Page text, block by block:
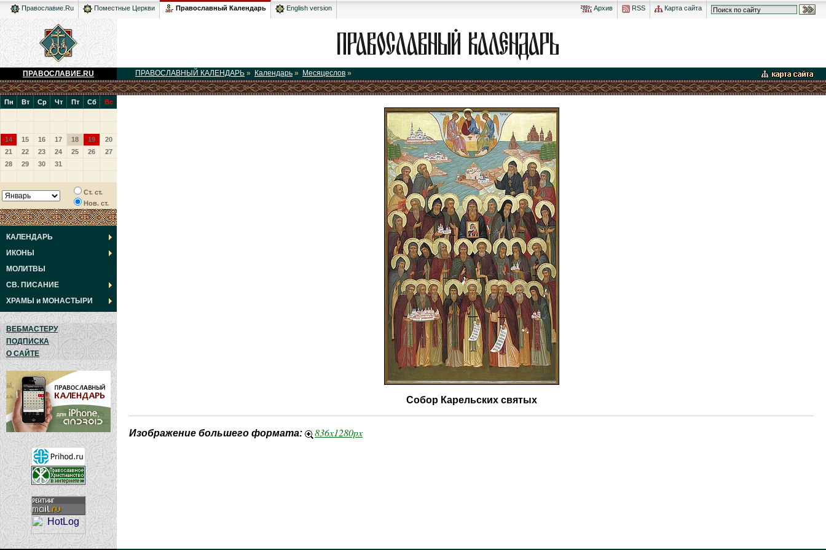
Архив RSS Карта сайта
Православие.Ru Поместные Церкви Православный Календарь English version
ПРАВОСЛАВИЕ.RU ПРАВОСЛАВНЫЙ КАЛЕНДАРЬ » Календарь » Месяцеслов »
Пн Вт Ср Чт Пт Сб Вс
14 15 16 17 18 19
20
21
22 23 24 25 26
27
28
29 30 31
Ст. ст.
Нов. ст.
КАЛЕНДАРЬ
ИКОНЫ
МОЛИТВЫ
СВ. ПИСАНИЕ
ХРАМЫ и МОНАСТЫРИ
ВЕБМАСТЕРУ
ПОДПИСКА
О САЙТЕ
Собор Карельских святых
Изображение большего формата: 836x1280px